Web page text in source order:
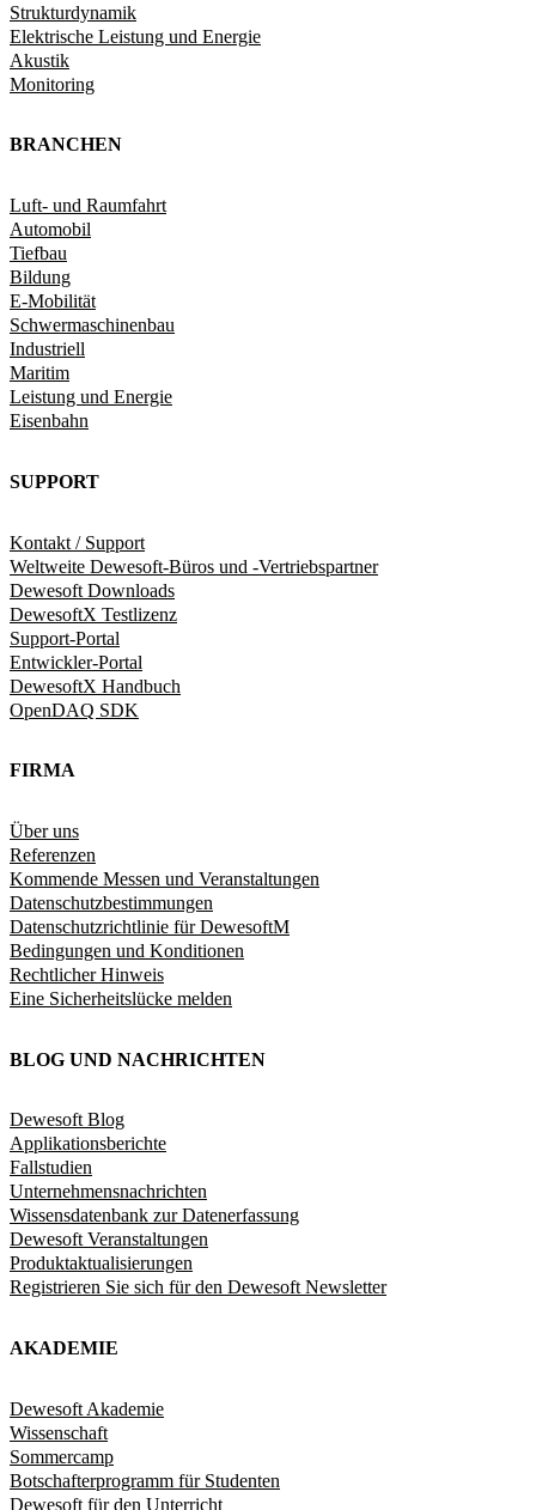
Strukturdynamik​
Elektrische Leistung und Energie​
Akustik
Monitoring
BRANCHEN
Luft- und Raumfahrt
Automobil
Tiefbau
Bildung
E-Mobilität
Schwermaschinenbau
Industriell
Maritim
Leistung und Energie
Eisenbahn
SUPPORT
Kontakt / Support
Weltweite Dewesoft-Büros und -Vertriebspartner
Dewesoft Downloads
DewesoftX Testlizenz
Support-Portal
Entwickler-Portal
DewesoftX Handbuch
OpenDAQ SDK
FIRMA
Über uns
Referenzen
Kommende Messen und Veranstaltungen
Datenschutzbestimmungen
Datenschutzrichtlinie für DewesoftM
Bedingungen und Konditionen
Rechtlicher Hinweis
Eine Sicherheitslücke melden
BLOG UND NACHRICHTEN
Dewesoft Blog
Applikationsberichte
Fallstudien
Unternehmensnachrichten
Wissensdatenbank zur Datenerfassung
Dewesoft Veranstaltungen
Produktaktualisierungen
Registrieren Sie sich für den Dewesoft Newsletter
AKADEMIE
Dewesoft Akademie
Wissenschaft
Sommercamp
Botschafterprogramm für Studenten
Dewesoft für den Unterricht